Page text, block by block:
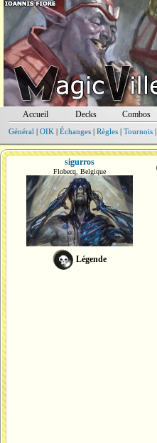
Accueil Decks Combos
Général | OIK | Échanges| Règles| Tournois|
sigurros
Flobecq, Belgique
Légende